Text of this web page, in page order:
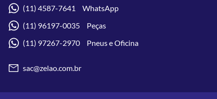
(11) 4587-7641 WhatsApp
(11) 96197-0035 Peças
(11) 97267-2970 Pneus e Oficina
sac@zelao.com.br